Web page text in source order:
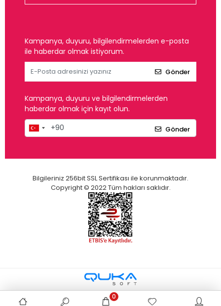
Kampanya, duyuru, bilgilendirmelerden e-posta
ile haberdar olmak istiyorum.
Gönder
Kampanya, duyuru ve bilgilendirmelerden
haberdar olmak için kayıt olun.
Gönder
Bilgileriniz 256bit SSL Sertifikası ile korunmaktadır.
Copyright © 2022 Tüm hakları saklıdır.
0